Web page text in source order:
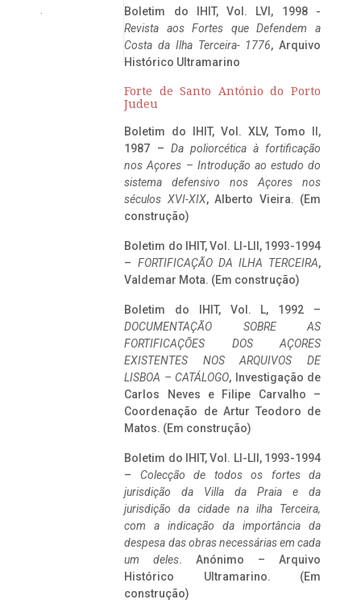
Boletim do IHIT, Vol. LVI, 1998 -
Revista aos Fortes que Defendem a
Costa da Ilha Terceira- 1776, Arquivo
Histórico Ultramarino
Forte de Santo António do Porto
Judeu
Boletim do IHIT, Vol. XLV, Tomo II,
1987 – Da poliorcética à fortificação
nos Açores – Introdução ao estudo do
sistema defensivo nos Açores nos
séculos XVI-XIX, Alberto Vieira. (Em
construção)
Boletim do IHIT, Vol. LI-LII, 1993-1994
– FORTIFICAÇÃO DA ILHA TERCEIRA,
Valdemar Mota. (Em construção)
Boletim do IHIT, Vol. L, 1992 –
DOCUMENTAÇÃO SOBRE AS
FORTIFICAÇÕES DOS AÇORES
EXISTENTES NOS ARQUIVOS DE
LISBOA – CATÁLOGO, Investigação de
Carlos Neves e Filipe Carvalho –
Coordenação de Artur Teodoro de
Matos. (Em construção)
Boletim do IHIT, Vol. LI-LII, 1993-1994
– Colecção de todos os fortes da
jurisdição da Villa da Praia e da
jurisdição da cidade na ilha Terceira,
com a indicação da importância da
despesa das obras necessárias em cada
um deles. Anónimo – Arquivo
Histórico Ultramarino. (Em
construção)